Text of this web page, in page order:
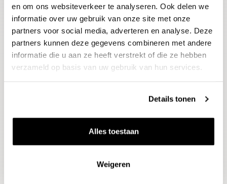
en om ons websiteverkeer te analyseren. Ook delen we
informatie over uw gebruik van onze site met onze
partners voor social media, adverteren en analyse. Deze
partners kunnen deze gegevens combineren met andere
informatie die u aan ze heeft verstrekt of die ze hebben
verzameld op basis van uw gebruik van hun services.
Details tonen
Alles toestaan
Weigeren
E-mailadres
Aanmelden
Thema's